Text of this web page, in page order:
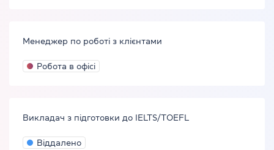
Менеджер по роботі з клієнтами
Робота в офісі
Викладач з підготовки до IELTS/TOEFL
Віддалено